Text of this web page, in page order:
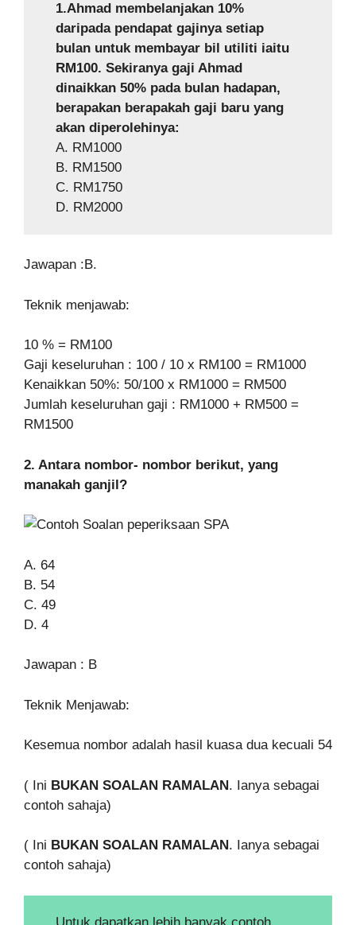
1.Ahmad membelanjakan 10%
daripada pendapat gajinya setiap
bulan untuk membayar bil utiliti iaitu
RM100. Sekiranya gaji Ahmad
dinaikkan 50% pada bulan hadapan,
berapakan berapakah gaji baru yang
akan diperolehinya:
A. RM1000
B. RM1500
C. RM1750
D. RM2000
Jawapan :B.
Teknik menjawab:
10 % = RM100
Gaji keseluruhan : 100 / 10 x RM100 = RM1000
Kenaikkan 50%: 50/100 x RM1000 = RM500
Jumlah keseluruhan gaji : RM1000 + RM500 =
RM1500
2. Antara nombor- nombor berikut, yang
manakah ganjil?
A. 64
B. 54
C. 49
D. 4
Jawapan : B
Teknik Menjawab:
Kesemua nombor adalah hasil kuasa dua kecuali 54
( Ini BUKAN SOALAN RAMALAN. Ianya sebagai
contoh sahaja)
( Ini BUKAN SOALAN RAMALAN . Ianya sebagai
contoh sahaja)